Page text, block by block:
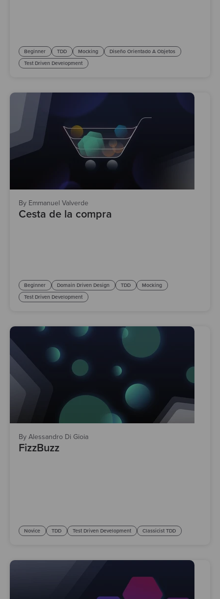
Beginner TDD Mocking
Diseño Orientado A Objetos
Test Driven Development
By Emmanuel Valverde
Cesta de la compra
Beginner Domain Driven Design TDD
Mocking
Test Driven Development
By Alessandro Di Gioia
FizzBuzz
Novice TDD Test Driven Development Classicist TDD